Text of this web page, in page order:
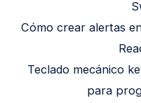
Cómo crear alertas
Teclado mecánico
para